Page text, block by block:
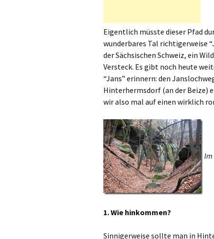
Eigentlich müsste dieser Pfad
wunderbares Tal richtigerweise
der Sächsischen Schweiz, ein
Versteck. Es gibt noch heute
“Jans” erinnern: den
Hinterhermsdorf (an der Beize)
wir also mal auf einen wirklich
Im
1. Wie hinkommen?
Sinnigerweise sollte man in